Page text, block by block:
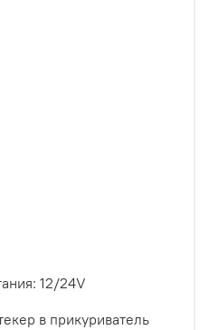
12/24V
в прикуриватель